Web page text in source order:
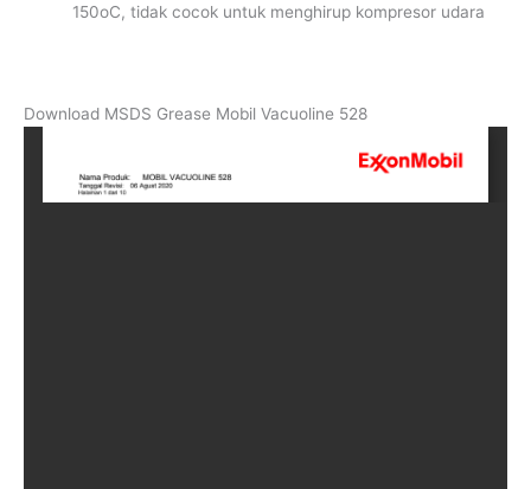
150oC, tidak cocok untuk menghirup kompresor udara
Download MSDS Grease Mobil Vacuoline 528